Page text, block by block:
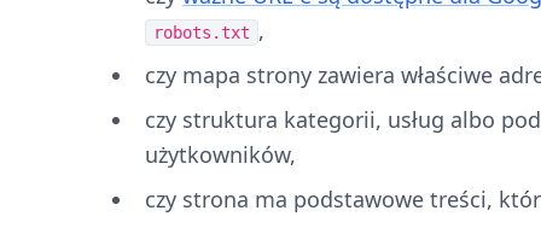
robots.txt ,
czy mapa strony zawiera właściwe
czy struktura kategorii, usług albo
użytkowników,
czy strona ma podstawowe treści,